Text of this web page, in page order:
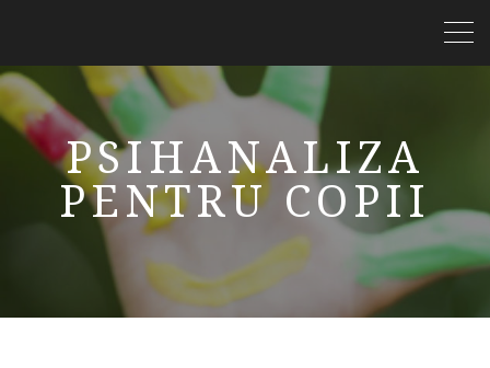
PSIHANALIZA
PENTRU COPII